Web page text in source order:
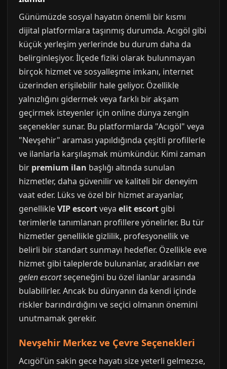
Günümüzde sosyal hayatın önemli bir kısmı
dijital platformlara taşınmış durumda. Acıgöl gibi
küçük yerleşim yerlerinde bu durum daha da
belirginleşiyor. İlçede fiziki olarak bulunmayan
birçok hizmet ve sosyalleşme imkanı, internet
üzerinden erişilebilir hale geliyor. Özellikle
yalnızlığını gidermek veya farklı bir akşam
geçirmek isteyenler için online dünya zengin
seçenekler sunar. Bu platformlarda "Acıgöl" veya
"Nevşehir" araması yapıldığında çeşitli profillerle
ve ilanlarla karşılaşmak mümkündür. Kimi zaman
bir premium ilan başlığı altında sunulan
hizmetler, daha güvenilir ve kaliteli bir deneyim
vaat eder. Lüks ve özel bir hizmet arayanlar,
genellikleVIP escortveya elit escort gibi
terimlerle tanımlanan profillere yönelirler. Bu tür
hizmetler genellikle gizlilik, profesyonellik ve
belirli bir standart sunmayı hedefler. Özellikle eve
hizmet gibi taleplerde bulunanlar, aradıkları eve
gelen escortseçeneğini bu özel ilanlar arasında
bulabilirler. Ancak bu dünyanın da kendi içinde
riskler barındırdığını ve seçici olmanın önemini
unutmamak gerekir.
Nevşehir Merkez ve Çevre Seçenekleri
Acıgöl'ün sakin gece hayatı size yeterli gelmezse,